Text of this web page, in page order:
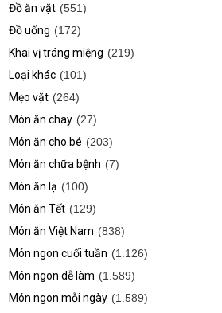
Đồ ăn vặt (551)
Đồ uống (172)
Khai vị tráng miệng (219)
Loại khác (101)
Mẹo vặt (264)
Món ăn chay (27)
Món ăn cho bé (203)
Món ăn chữa bệnh (7)
Món ăn lạ (100)
Món ăn Tết (129)
Món ăn Việt Nam (838)
Món ngon cuối tuần (1.126)
Món ngon dễ làm (1.589)
Món ngon mỗi ngày (1.589)